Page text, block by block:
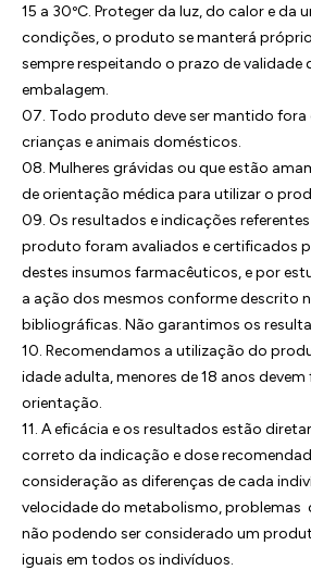
15 a 30ºC. Proteger da luz, do calor e da
condições, o produto se manterá
sempre respeitando o prazo de validade
embalagem.
07. Todo produto deve ser mantido fora
crianças e animais domésticos.
08. Mulheres grávidas ou que estão
de orientação médica para utilizar o
09. Os resultados e indicações
produto foram avaliados e certificados
destes insumos farmacêuticos, e por
a ação dos mesmos conforme descrito
bibliográficas. Não garantimos os
10. Recomendamos a utilização do
idade adulta, menores de 18 anos
orientação.
11. A eficácia e os resultados estão
correto da indicação e dose
consideração as diferenças de cada
velocidade do metabolismo, problemas
não podendo ser considerado um
iguais em todos os indivíduos.